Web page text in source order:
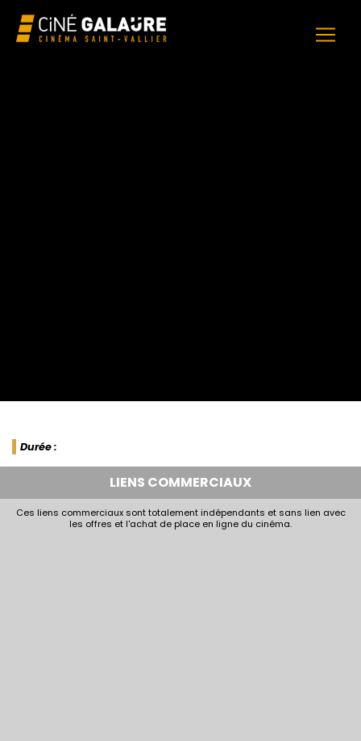
Durée :
LIENS COMMERCIAUX
Ces liens commerciaux sont totalement indépendants et sans lien avec
les offres et l'achat de place en ligne du cinéma.